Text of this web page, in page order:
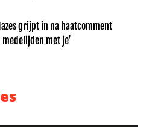
grijpt in na haatcomment
met je’